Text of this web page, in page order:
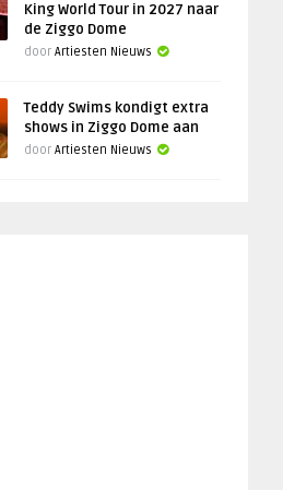
King World Tour in 2027 naar
de Ziggo Dome
door Artiesten Nieuws
Teddy Swims kondigt extra
shows in Ziggo Dome aan
door Artiesten Nieuws